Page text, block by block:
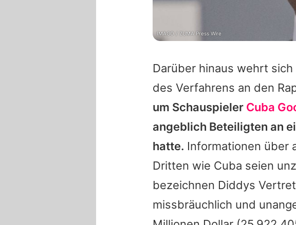
Darüber hinaus wehrt sich
des Verfahrens an den
um Schauspieler Cuba
angeblich Beteiligten an
hatte. Informationen über
Dritten wie Cuba seien
bezeichnen Diddys
missbräuchlich und
IMAGO / ZUMA Press Wire